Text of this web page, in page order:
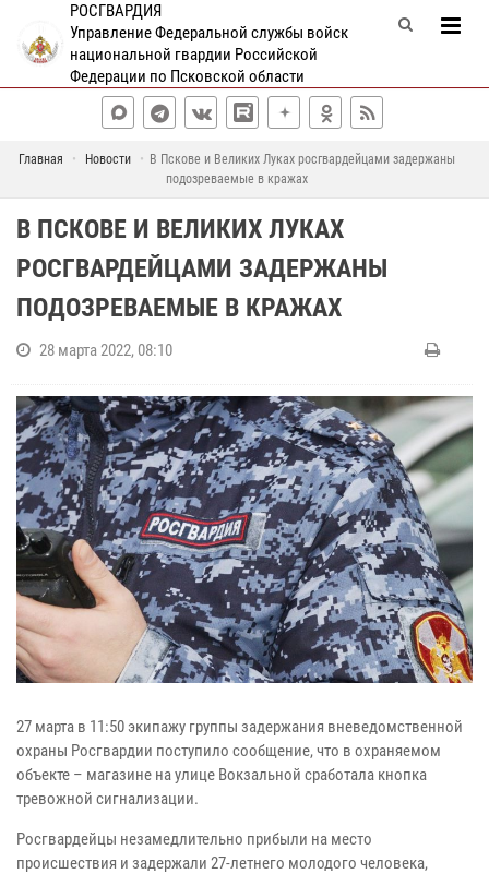
РОСГВАРДИЯ
Управление Федеральной службы войск
национальной гвардии Российской
Федерации по Псковской области
Главная Новости
В Пскове и Великих Луках росгвардейцами задержаны
подозреваемые в кражах
В ПСКОВЕ И ВЕЛИКИХ ЛУКАХ
РОСГВАРДЕЙЦАМИ ЗАДЕРЖАНЫ
ПОДОЗРЕВАЕМЫЕ В КРАЖАХ
28 марта 2022, 08:10
27 марта в 11:50 экипажу группы задержания вневедомственной
охраны Росгвардии поступило сообщение, что в охраняемом
объекте – магазине на улице Вокзальной сработала кнопка
тревожной сигнализации.
Росгвардейцы незамедлительно прибыли на место
происшествия и задержали 27-летнего молодого человека,